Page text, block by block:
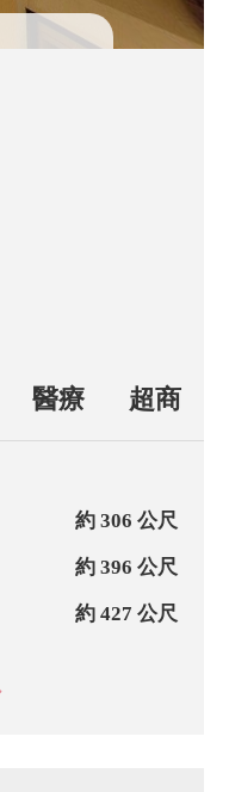
星巴克與各式餐
醫療 超商
約 306 公尺
約 396 公尺
約 427 公尺